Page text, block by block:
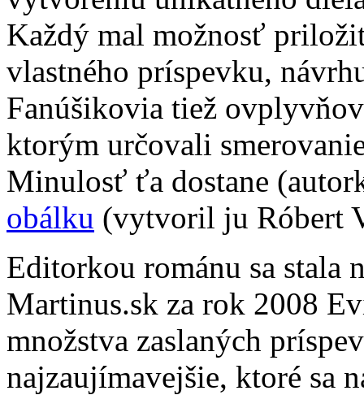
Každý mal možnosť
vlastného príspevku,
Fanúšikovia tiež
ktorým určovali
Minulosť ťa dostane
obálku (vytvoril ju Róbert
Editorkou románu sa stala
Martinus.sk za rok 2008
množstva zaslaných
najzaujímavejšie, ktoré sa